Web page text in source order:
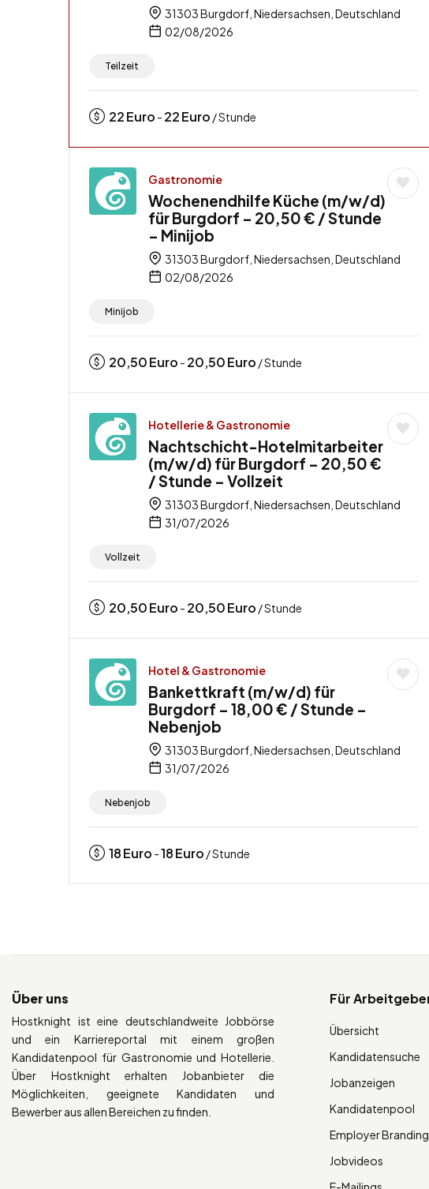
31303 Burgdorf, Niedersachsen, Deutschland
02/08/2026
Teilzeit
22Euro - 22Euro / Stunde
Gastronomie
Wochenendhilfe Küche (m/w/d)
für Burgdorf – 20,50 € / Stunde
– Minijob
31303 Burgdorf, Niedersachsen, Deutschland
02/08/2026
Minijob
20,50Euro - 20,50Euro / Stunde
Hotellerie & Gastronomie
Nachtschicht-Hotelmitarbeiter
(m/w/d) für Burgdorf – 20,50 €
/ Stunde – Vollzeit
31303 Burgdorf, Niedersachsen, Deutschland
31/07/2026
Vollzeit
20,50Euro - 20,50Euro / Stunde
Hotel & Gastronomie
Bankettkraft (m/w/d) für
Burgdorf – 18,00 € / Stunde –
Nebenjob
31303 Burgdorf, Niedersachsen, Deutschland
31/07/2026
Nebenjob
18Euro -18Euro / Stunde
Über uns
Hostknight ist eine deutschlandweite Jobbörse
und ein Karriereportal mit einem großen
Kandidatenpool für Gastronomie und Hotellerie.
Über Hostknight erhalten Jobanbieter die
Möglichkeiten, geeignete Kandidaten und
Bewerber aus allen Bereichen zu finden.
Für
Übersicht
Kandidatensuche
Jobanzeigen
Kandidatenpool
Employer Branding
Jobvideos